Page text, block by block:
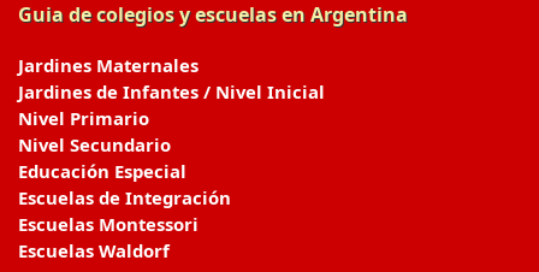
Guia de colegios y escuelas en Argentina
Jardines Maternales
Jardines de Infantes / Nivel Inicial
Nivel Primario
Nivel Secundario
Educación Especial
Escuelas de Integración
Escuelas Montessori
Escuelas Waldorf